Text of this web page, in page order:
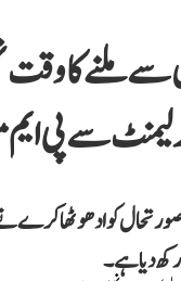
سے ملنے کا
سے پی
کو ادھو ٹھاکرے
دیا ہے۔